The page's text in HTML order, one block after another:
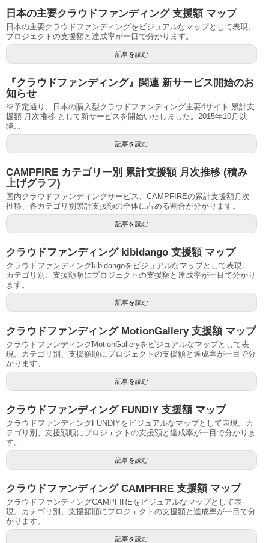
日本の主要クラウドファンディング 支援額 マップ
日本の主要クラウドファンディングをビジュアルなマップとして表現。
プロジェクトの支援額と達成率が一目で分かります。
記事を読む
『クラウドファンディング』関連 新サービス開始のお
知らせ
※予定通り、日本の購入型クラウドファンディング主要4サイト 累計支
援額 月次推移 として新サービスを開始いたしました。2015年10月以
降...
記事を読む
CAMPFIRE カテゴリー別 累計支援額 月次推移 (積み
上げグラフ)
国内クラウドファンディングサービス、CAMPFIREの累計支援額月次
推移、各カテゴリ別累計支援額の全体に占める割合が分かります。
記事を読む
クラウドファンディング kibidango 支援額 マップ
クラウドファンディングkibidangoをビジュアルなマップとして表現。
カテゴリ別、支援額順にプロジェクトの支援額と達成率が一目で分かり
ます。
記事を読む
クラウドファンディング MotionGallery 支援額 マップ
クラウドファンディングMotionGalleryをビジュアルなマップとして表
現。カテゴリ別、支援額順にプロジェクトの支援額と達成率が一目で分
かります。
記事を読む
クラウドファンディング FUNDIY 支援額 マップ
クラウドファンディングFUNDIYをビジュアルなマップとして表現。カ
テゴリ別、支援額順にプロジェクトの支援額と達成率が一目で分かりま
す。
記事を読む
クラウドファンディング CAMPFIRE 支援額 マップ
クラウドファンディングCAMPFIREをビジュアルなマップとして表
現。カテゴリ別、支援額順にプロジェクトの支援額と達成率が一目で分
かります。
記事を読む